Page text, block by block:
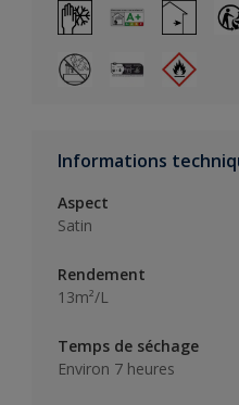
Informations
Aspect
Satin
Rendement
13m²/L
Temps de séchage
Environ 7 heures